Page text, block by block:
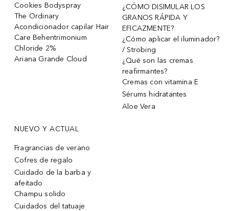
Cookies Bodyspray
The Ordinary
Acondicionador capilar Hair
Care Behentrimonium
Chloride 2%
Ariana Grande Cloud
¿CÓMO DISIMULAR LOS
GRANOS RÁPIDA Y
EFICAZMENTE?
¿Cómo aplicar el iluminador?
/ Strobing
¿Qué son las cremas
reafirmantes?
Cremas con vitamina E
Sérums hidratantes
Aloe Vera
NUEVO Y ACTUAL
Fragrancias de verano
Cofres de regalo
Cuidado de la barba y
afeitado
Champu solido
Cuidados del tatuaje